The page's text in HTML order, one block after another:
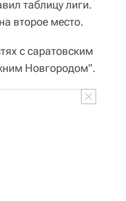
таблицу лиги.
второе место.
с саратовским
Новгородом".